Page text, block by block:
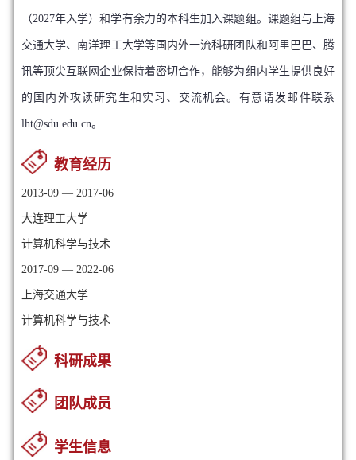
（2027年入学）和学有余力的本科生加入课题组。课题组与上海
交通大学、南洋理工大学等国内外一流科研团队和阿里巴巴、腾
讯等顶尖互联网企业保持着密切合作，能够为组内学生提供良好
的国内外攻读研究生和实习、交流机会。有意请发邮件联系
lht@sdu.edu.cn。
教育经历
2013-09 — 2017-06
大连理工大学
计算机科学与技术
2017-09 — 2022-06
上海交通大学
计算机科学与技术
科研成果
团队成员
学生信息